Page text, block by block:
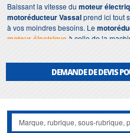
Baissant la vitesse du moteur
motoréducteur Vassalprend ici tout
à vos moindres besoins. Le
moteur électrique à celle de la
DEMANDE DE DEVIS